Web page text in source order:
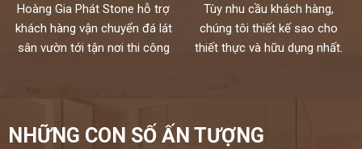
Hoàng Gia Phát Stone hỗ trợ
khách hàng vận chuyển đá lát
sân vườn tới tận nơi thi công
Tùy nhu cầu khách hàng,
chúng tôi thiết kế sao cho
thiết thực và hữu dụng nhất.
NHỮNG CON SỐ ẤN TƯỢNG